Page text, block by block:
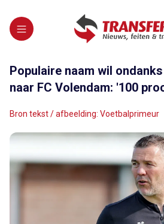
Populaire naam wil
naar FC Volendam: '100
Bron tekst / afbeelding: Voetbalprimeur